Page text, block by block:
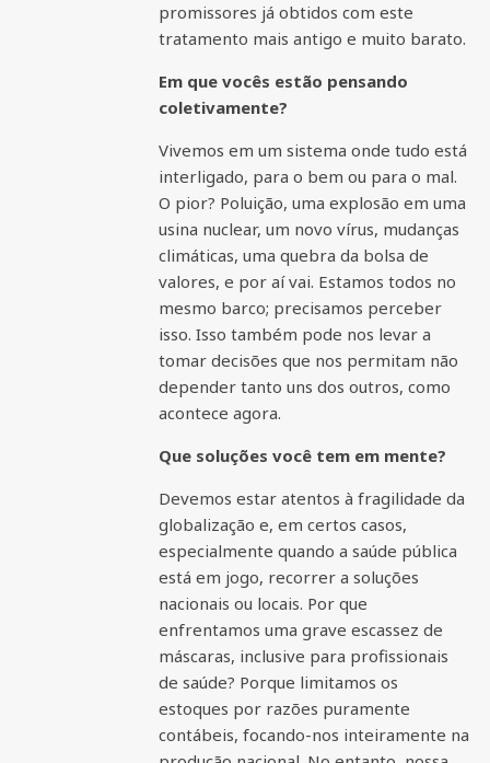
promissores já obtidos com este
tratamento mais antigo e muito barato.
Em que vocês estão pensando
coletivamente?
Vivemos em um sistema onde tudo está
interligado, para o bem ou para o mal.
O pior? Poluição, uma explosão em uma
usina nuclear, um novo vírus, mudanças
climáticas, uma quebra da bolsa de
valores, e por aí vai. Estamos todos no
mesmo barco; precisamos perceber
isso. Isso também pode nos levar a
tomar decisões que nos permitam não
depender tanto uns dos outros, como
acontece agora.
Que soluções você tem em mente?
Devemos estar atentos à fragilidade da
globalização e, em certos casos,
especialmente quando a saúde pública
está em jogo, recorrer a soluções
nacionais ou locais. Por que
enfrentamos uma grave escassez de
máscaras, inclusive para profissionais
de saúde? Porque limitamos os
estoques por razões puramente
contábeis, focando-nos inteiramente na